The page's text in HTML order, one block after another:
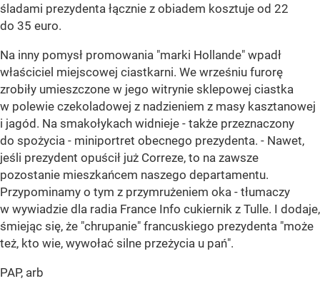
śladami prezydenta łącznie z obiadem kosztuje od 22
do 35 euro.
Na inny pomysł promowania "marki Hollande" wpadł
właściciel miejscowej ciastkarni. We wrześniu furorę
zrobiły umieszczone w jego witrynie sklepowej ciastka
w polewie czekoladowej z nadzieniem z masy kasztanowej
i jagód. Na smakołykach widnieje - także przeznaczony
do spożycia - miniportret obecnego prezydenta. - Nawet,
jeśli prezydent opuścił już Correze, to na zawsze
pozostanie mieszkańcem naszego departamentu.
Przypominamy o tym z przymrużeniem oka - tłumaczy
w wywiadzie dla radia France Info cukiernik z Tulle. I dodaje,
śmiejąc się, że "chrupanie" francuskiego prezydenta "może
też, kto wie, wywołać silne przeżycia u pań".
PAP, arb